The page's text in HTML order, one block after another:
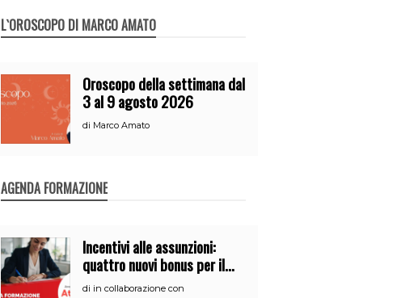
L`OROSCOPO DI MARCO AMATO
Oroscopo della settimana dal
3 al 9 agosto 2026
di Marco Amato
AGENDA FORMAZIONE
Incentivi alle assunzioni:
quattro nuovi bonus per il
2026
di in collaborazione con